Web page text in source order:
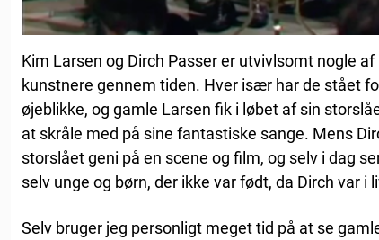
Kim Larsen og Dirch Passer er utvivlsomt nogle
kunstnere gennem tiden. Hver især har de stået
øjeblikke, og gamle Larsen fik i løbet af sin
at skråle med på sine fantastiske sange. Mens
storslået geni på en scene og film, og selv i dag
selv unge og børn, der ikke var født, da Dirch var i
Selv bruger jeg personligt meget tid på at se